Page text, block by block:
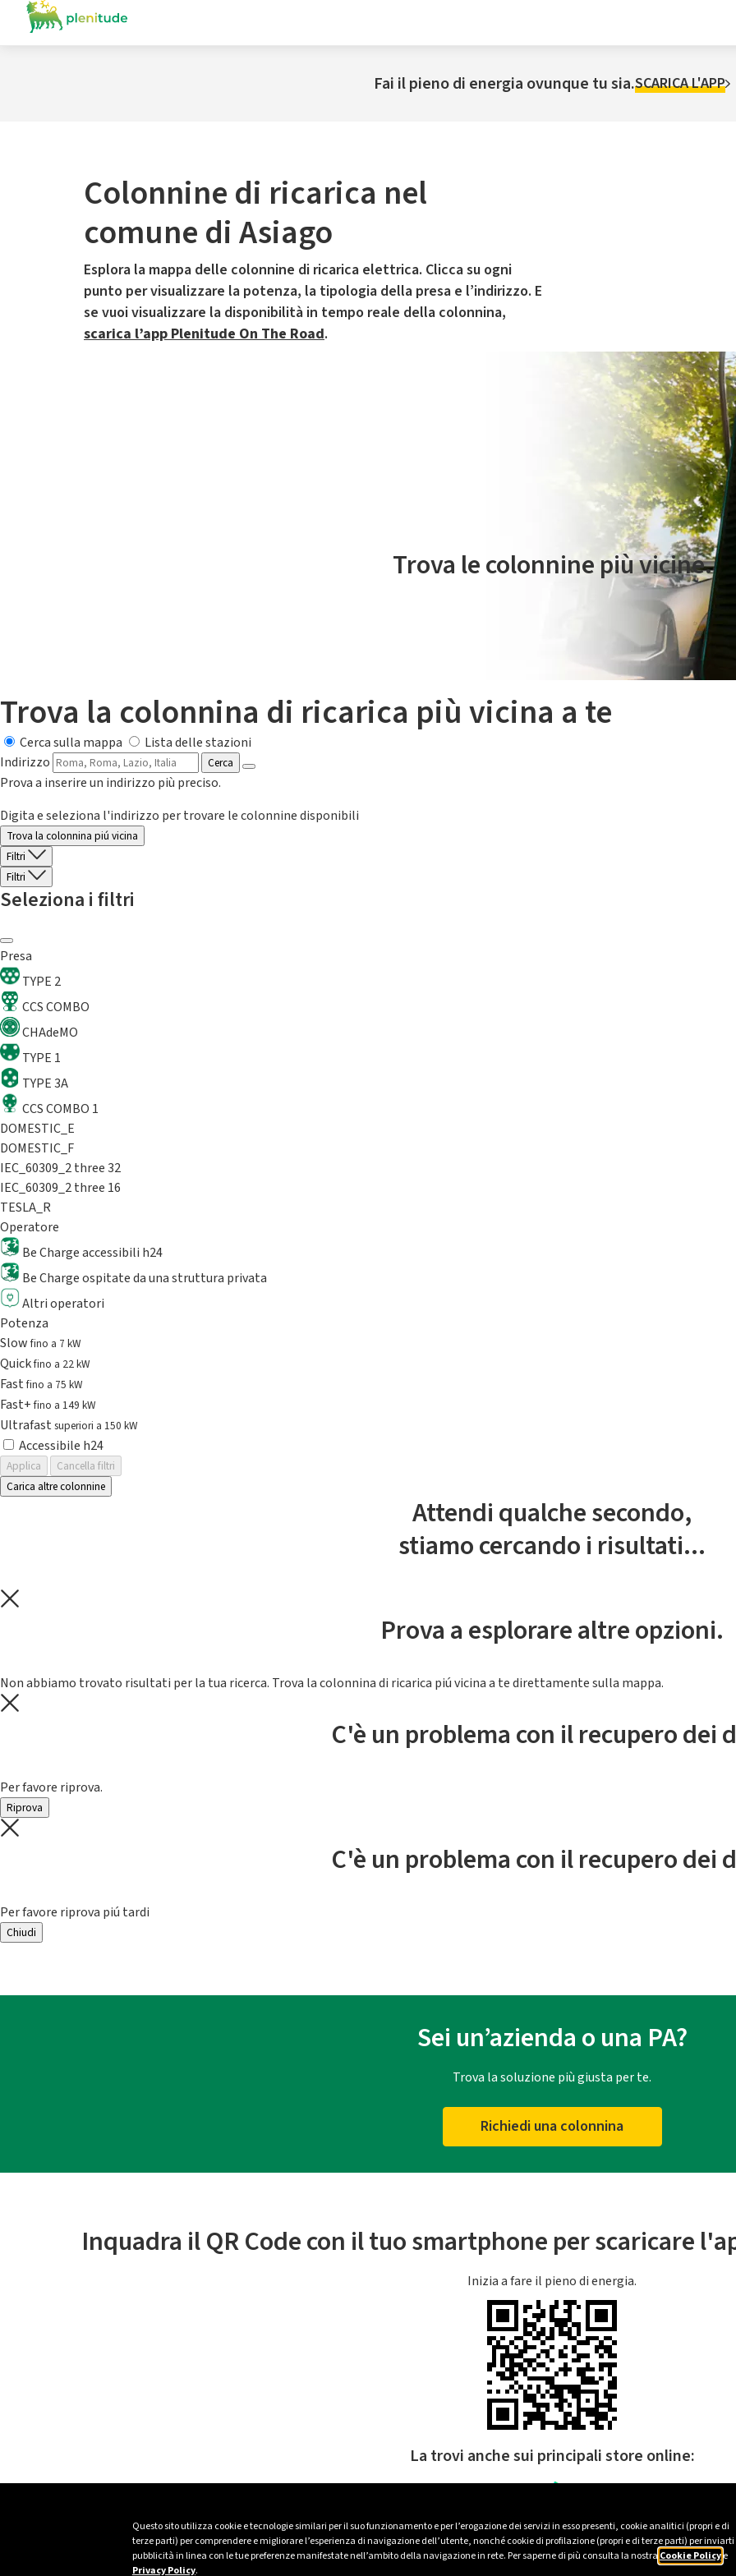
Questo sito utilizza cookie e tecnologie similari per il suo funzionamento e per l’erogazione dei servizi in esso presenti, cookie analitici (propri e di
terze parti) per comprendere e migliorare l’esperienza di navigazione dell’utente, nonché cookie di profilazione (propri e di terze parti) per inviarti
pubblicità in linea con le tue preferenze manifestate nell’ambito della navigazione in rete. Per saperne di più consulta la nostra Cookie Policye
Privacy Policy.
Fai il pieno di energia ovunque tu sia.SCARICA L'APP
Colonnine di ricarica nel
comune di Asiago
Esplora la mappa delle colonnine di ricarica elettrica. Clicca su ogni
punto per visualizzare la potenza, la tipologia della presa e l’indirizzo. E
se vuoi visualizzare la disponibilità in tempo reale della colonnina,
scarica l’app Plenitude On The Road.
Il servizio di mobilità elettrica è gestito da Plenitude On The Road
Trova le colonnine più vicine.
Trova la colonnina di ricarica più vicina a te
Cerca sulla mappa
Lista delle stazioni
Indirizzo
Cerca
Prova a inserire un indirizzo più preciso.
Digita e seleziona l'indirizzo per trovare le colonnine disponibili
Trova la colonnina piú vicina
Filtri
Filtri
Seleziona i filtri
Presa
TYPE 2
CCS COMBO
CHAdeMO
TYPE 1
TYPE 3A
CCS COMBO 1
DOMESTIC_E
DOMESTIC_F
IEC_60309_2 three 32
IEC_60309_2 three 16
TESLA_R
Operatore
Be Charge accessibili h24
Be Charge ospitate da una struttura privata
Altri operatori
Potenza
Slowfino a 7 kW
Quickfino a 22 kW
Fastfino a 75 kW
Fast+fino a 149 kW
Ultrafast superiori a 150 kW
Accessibile h24
Applica
Cancella filtri
Carica altre colonnine
Attendi qualche secondo,
stiamo cercando i risultati...
Prova a esplorare altre opzioni.
Non abbiamo trovato risultati per la tua ricerca. Trova la colonnina di ricarica piú vicina a te direttamente sulla mappa.
C'è un problema con il recupero dei
Per favore riprova.
Riprova
C'è un problema con il recupero dei
Per favore riprova piú tardi
Chiudi
Sei un’azienda o una PA?
Trova la soluzione più giusta per te.
Richiedi una colonnina
Inquadra il QR Code con il tuo smartphone per scaricare
Inizia a fare il pieno di energia.
La trovi anche sui principali store online: